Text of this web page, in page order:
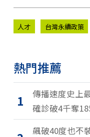
人才 台灣永續政策
熱門推薦
1
傳播速度史上
確診破4千奪
飆破40度也不